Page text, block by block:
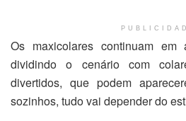
Os maxicolares continuam
dividindo o cenário com
divertidos, que podem
sozinhos, tudo vai depender do